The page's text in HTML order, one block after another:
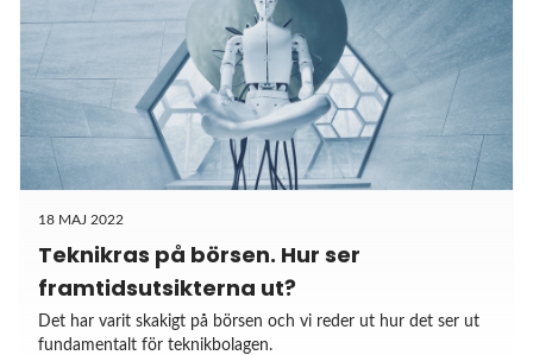
18 MAJ 2022
Teknikras på börsen. Hur ser
framtidsutsikterna ut?
Det har varit skakigt på börsen och vi reder ut hur det ser ut
fundamentalt för teknikbolagen.